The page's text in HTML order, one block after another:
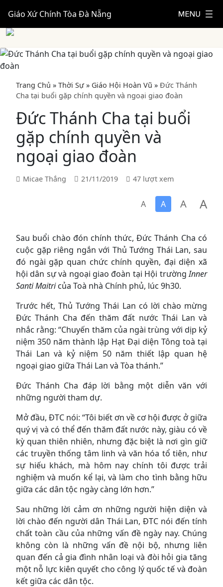
Giáo Xứ Chính Tòa Đà Nẵng
Trang Chủ » Thời Sự » Giáo Hội Hoàn Vũ » Đức Thánh
Cha tại buổi gặp chính quyền và ngoại giao đoàn
Đức Thánh Cha tại buổi
gặp chính quyền và
ngoại giao đoàn
Micae Thắng 21/11/2019 47 lượt xem
A A A A
Sau buổi chào đón chính thức, Đức Thánh Cha có
cuộc gặp riêng ngắn với Thủ Tướng Thái Lan, sau
đó ngài gặp quan chức chính quyền, đại diện xã
hội dân sự và ngoại giao đoàn tại Hội trườngInner
Santi Maitricủa Toà nhà Chính phủ, lúc 9h30.
Trước hết, Thủ Tướng Thái Lan có lời chào mừng
Đức Thánh Cha đến thăm đất nước Thái Lan và
nhắc rằng: “Chuyến thăm của ngài trùng với dịp kỷ
niệm 350 năm thành lập Hạt Đại diện Tông toà tại
Thái Lan và kỷ niệm 50 năm thiết lập quan hệ
ngoại giao giữa Thái Lan và Tòa thánh.”
Đức Thánh Cha đáp lời bằng một diễn văn với
những người tham dự.
Mở đầu, ĐTC nói: “Tôi biết ơn về cơ hội được ở giữa
quý vị và có thể đến thăm đất nước này, giàu có về
kỳ quan thiên nhiên, nhưng đặc biệt là nơi gìn giữ
các truyền thống tâm linh và văn hóa tổ tiên, như
sự hiếu khách, mà hôm nay chính tôi được trải
nghiệm và muốn kể lại, và làm cho tình bằng hữu
giữa các dân tộc ngày càng lớn hơn.”
Sau những lời cảm ơn những người hiện diện và
lời chào đến người dân Thái Lan, ĐTC nói đến tính
chất toàn cầu của những vấn đề ngày nay. Chúng
không còn là những vấn đề nội bộ, nhưng liên
quan đến cả gia đình nhân loại và đòi hỏi gia tăng
một nỗ lực kiên quyết cho công lý quốc tế và đoàn
kết giữa các dân tộc.